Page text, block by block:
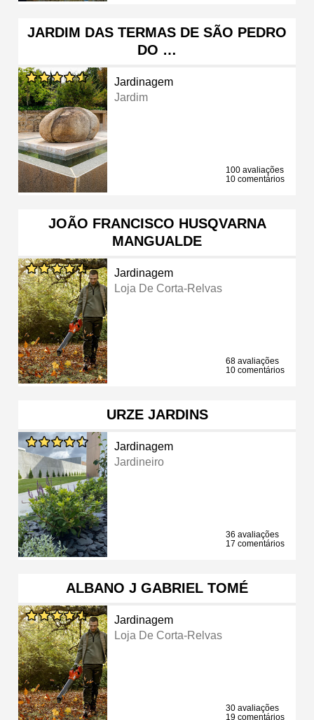
JARDIM DAS TERMAS DE SÃO PEDRO
DO …
Jardinagem
Jardim
100 avaliações
10 comentários
JOÃO FRANCISCO HUSQVARNA
MANGUALDE
Jardinagem
Loja De Corta-Relvas
68 avaliações
10 comentários
URZE JARDINS
Jardinagem
Jardineiro
36 avaliações
17 comentários
ALBANO J GABRIEL TOMÉ
Jardinagem
Loja De Corta-Relvas
30 avaliações
19 comentários